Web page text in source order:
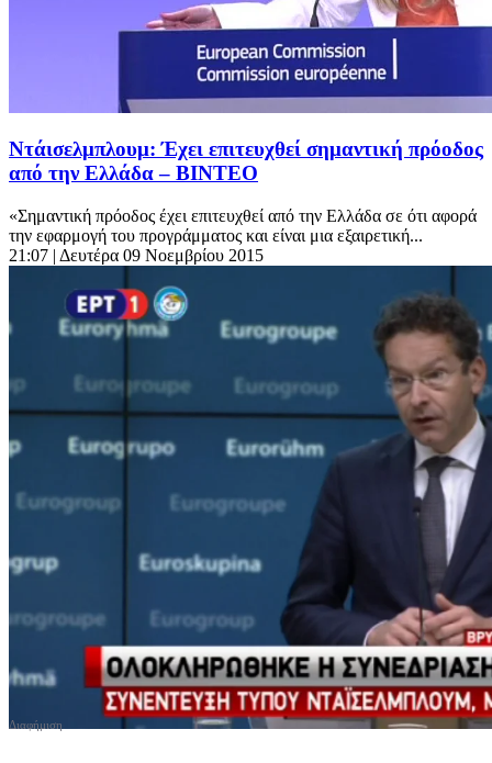
Ντάισελμπλουμ: Έχει επιτευχθεί σημαντική πρόοδος
από την Ελλάδα – ΒΙΝΤΕΟ
«Σημαντική πρόοδος έχει επιτευχθεί από την Ελλάδα σε ότι αφορά
την εφαρμογή του προγράμματος και είναι μια εξαιρετική...
21:07 | Δευτέρα 09 Νοεμβρίου 2015